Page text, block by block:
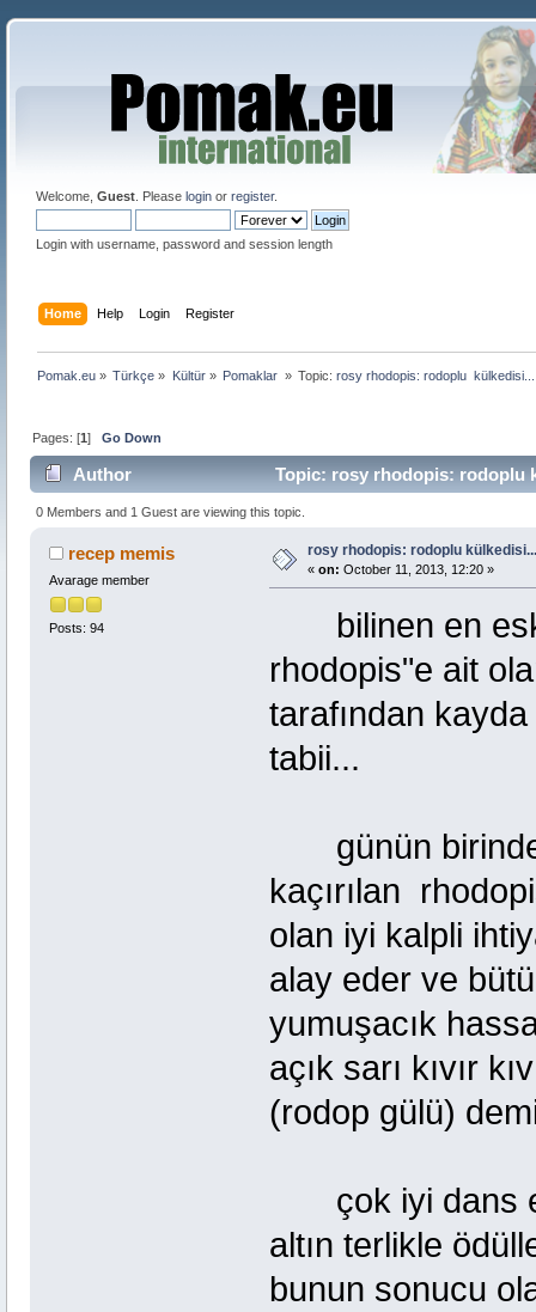
Welcome, Guest. Please loginor register.
Login with username, password and session length
Home Help Login Register
Pomak.eu » Türkçe » Kültür» Pomaklar » Topic:rosy rhodopis: rodoplu  külkedisi...
Pages: [1]Go Down
Author Topic: rosy rhodopis: rodoplu
0 Members and 1 Guest are viewing this topic.
recep memis
Avarage member
Posts: 94
rosy rhodopis: rodoplu külkedisi...
« on: October 11, 2013, 12:20 »
bilinen en
rhodopis"e ait
tarafından
tabii...
günün birinde,
kaçırılan
olan iyi kalpli
alay eder ve
yumuşacık
açık sarı kıvır
(rodop gülü)
çok iyi dans
altın terlikle
bunun sonucu